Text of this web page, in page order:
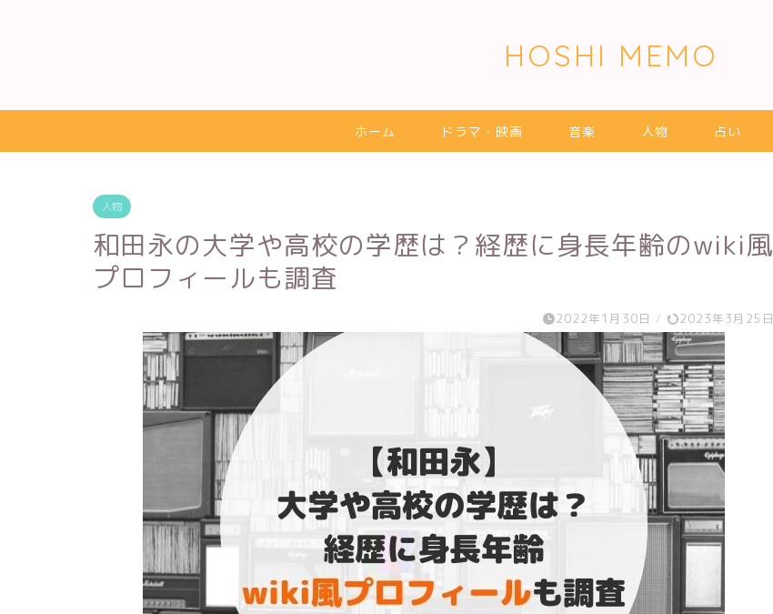
HOSHI MEMO
ホーム ドラマ・映画 音楽 人物 占い
人物
和田永の大学や高校の学歴は？経歴に身長年齢のwiki風
プロフィールも調査
2022年1月30日 / 2023年3月25日